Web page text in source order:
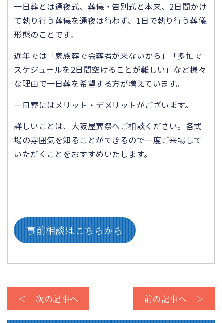
一日葬とは通夜式、葬儀・告別式と本来、2日間かけ
て執り行う葬儀を通夜は行わず、1日で執り行う葬儀
形態のことです。
近年では「家族葬で会葬者が来ないから」「多忙で
スケジュールを2日間空けることが難しい」など様々
な理由で一日葬を希望する方が増えています。
一日葬にはメリット・デメリットがございます。
詳しいことは、大阪屋葬祭へご相談ください。各式
場の雰囲気を知ることができるので一度ご来場して
いただくことをおすすめいたします。
事前相談はこちらから
＜ 次の記事へ 前の記事へ ＞